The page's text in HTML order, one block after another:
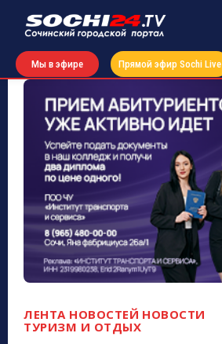
Мы в эфире Прямой эфир Sochi Live
ЛЕНТА НОВОСТЕЙ НОВОСТИ
ТУРИЗМ И ОТДЫХ